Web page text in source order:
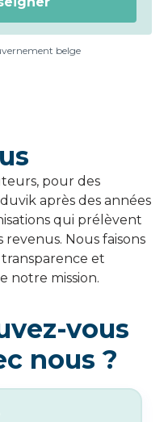
belge
pour des
après des années
qui prélèvent
Nous faisons
transparence et
notre mission.
vous
nous ?